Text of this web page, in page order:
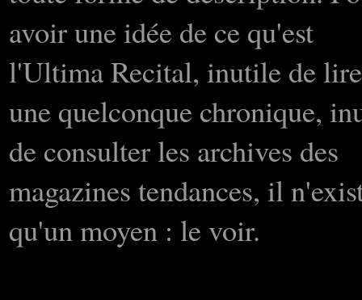
avoir une idée de ce qu'est
l'Ultima Recital, inutile de lire
une quelconque chronique,
de consulter les archives des
magazines tendances, il
qu'un moyen : le voir.